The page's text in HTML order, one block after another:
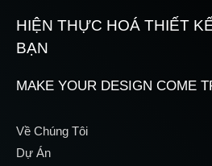
HIỆN THỰC HOÁ THIẾT
BẠN
MAKE YOUR DESIGN COME
Về Chúng Tôi
Dự Án